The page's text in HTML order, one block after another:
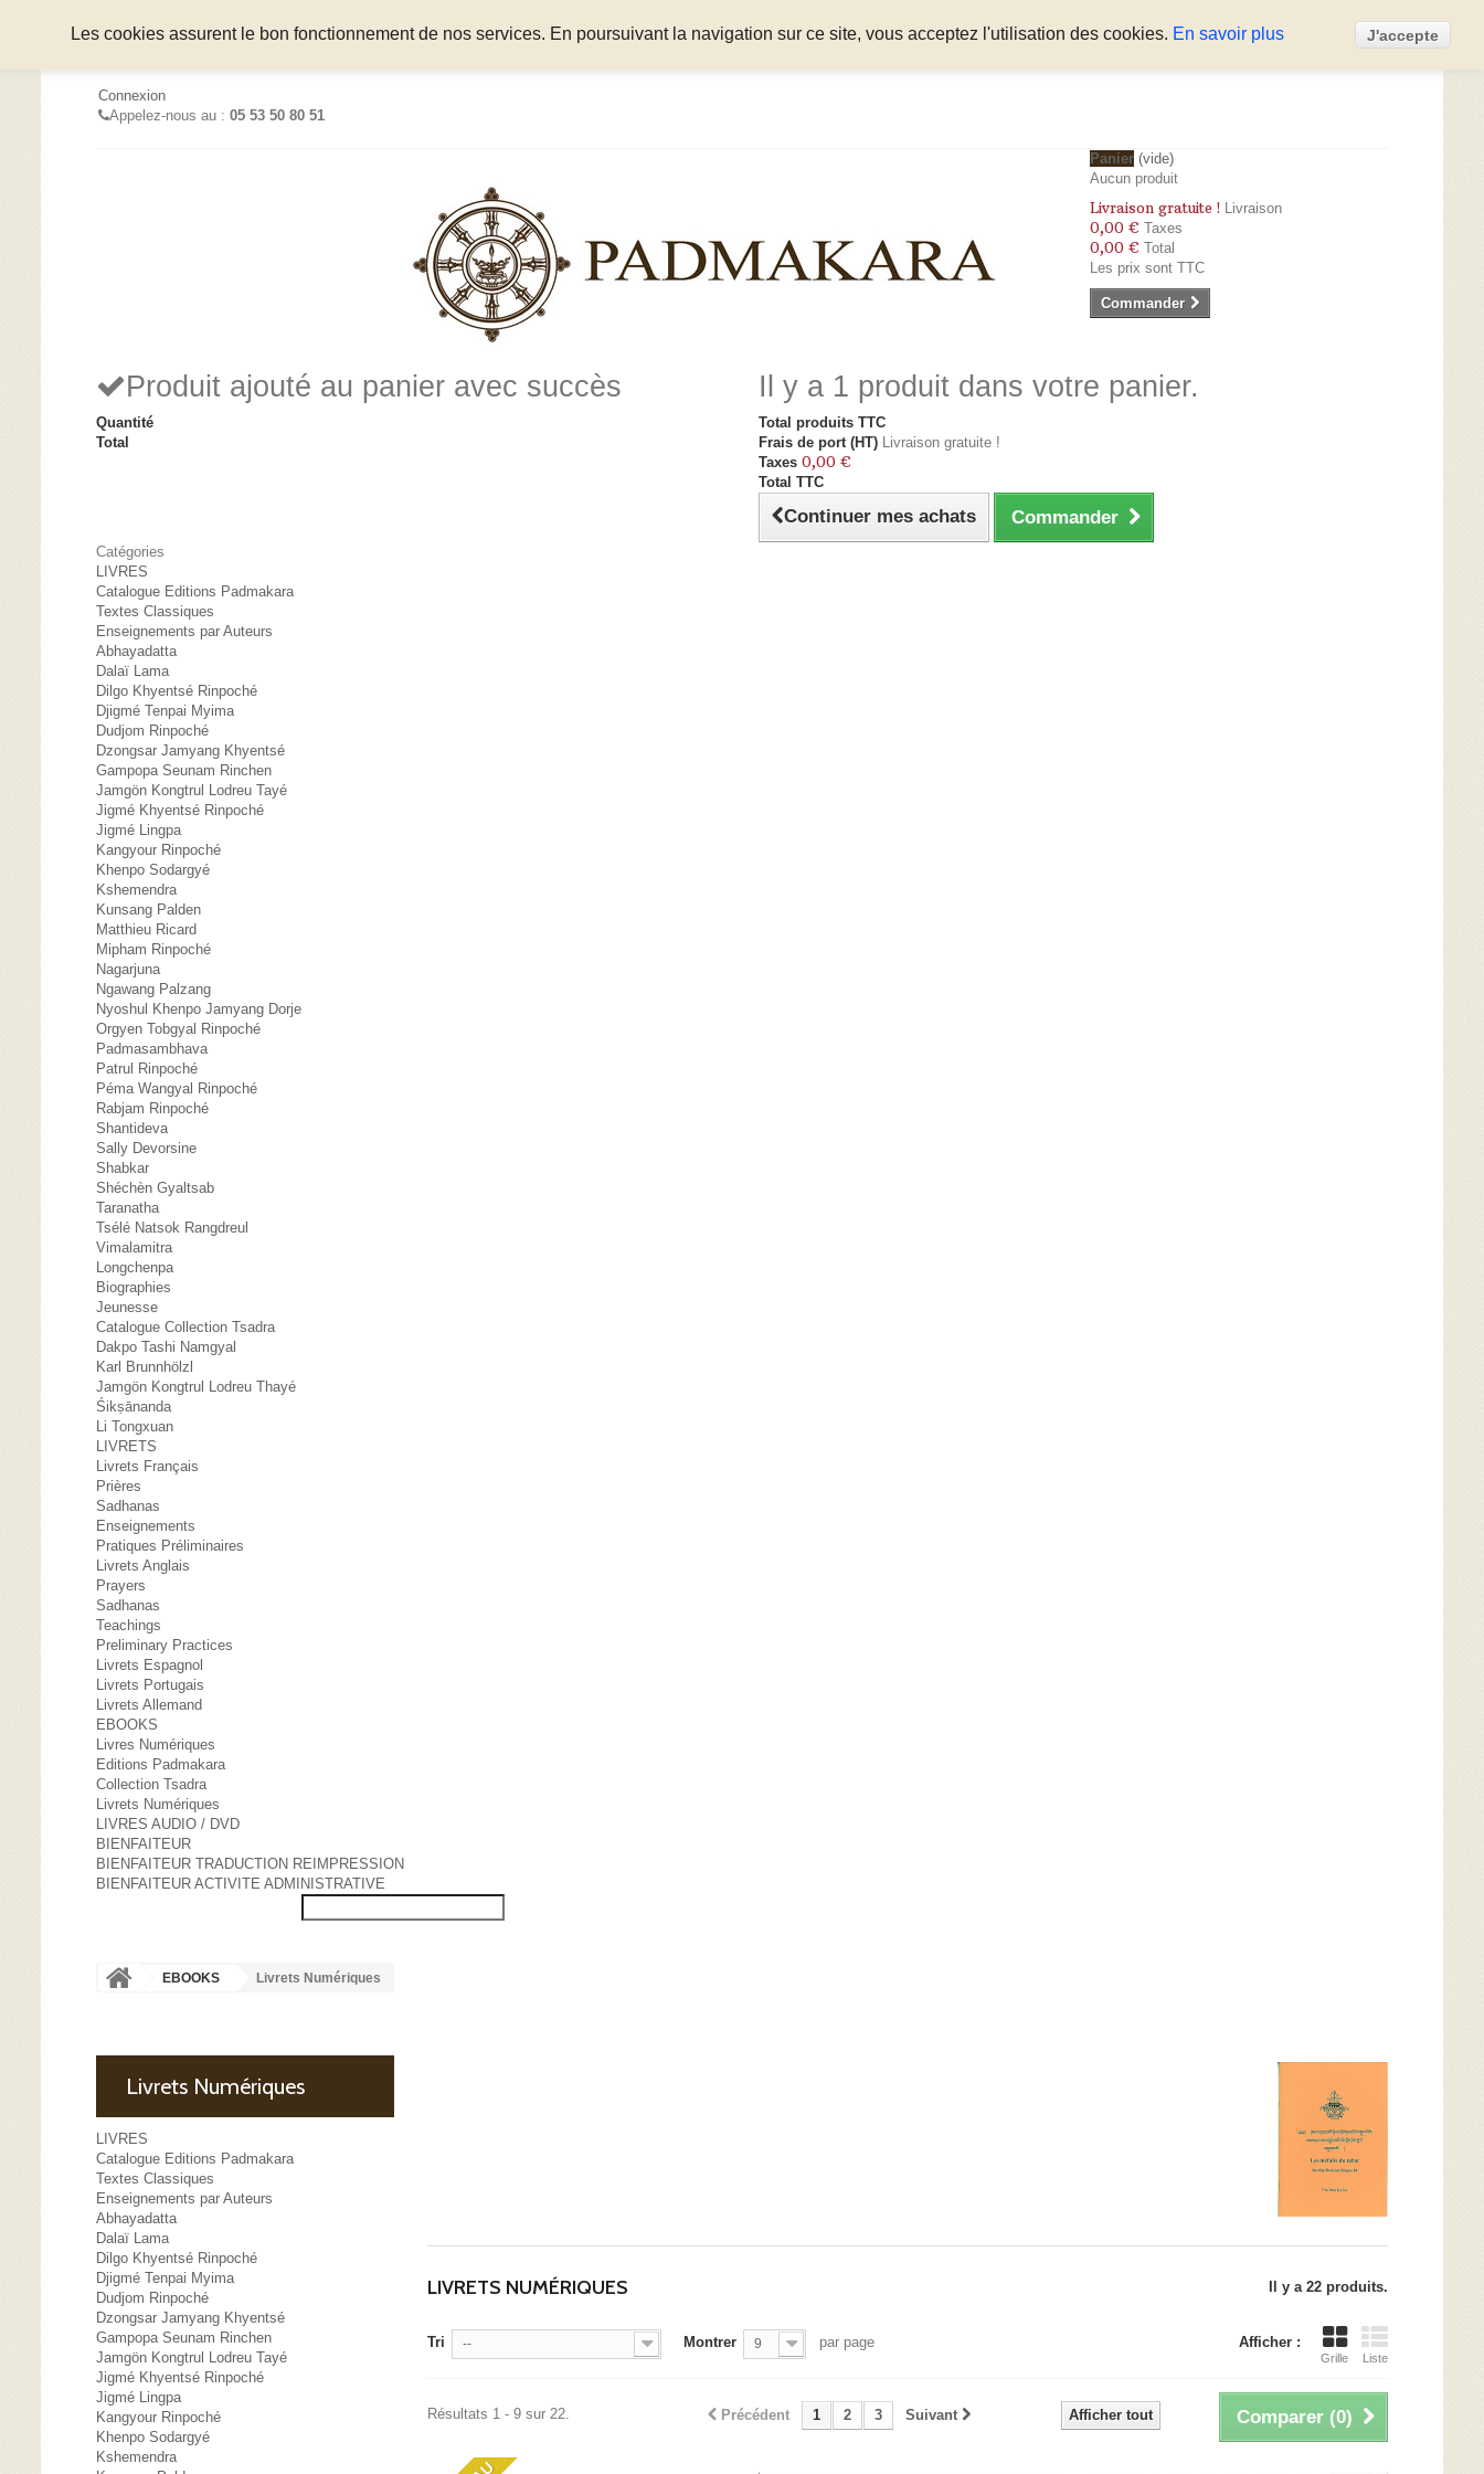
Connexion
Appelez-nous au : 05 53 50 80 51
Panier (vide)
Aucun produit
Livraison gratuite ! Livraison
0,00 € Taxes
0,00 € Total
Les prix sont TTC
Commander
Produit ajouté au panier avec succès
Quantité
Total
Il y a 1 produit dans votre panier.
Total produits TTC
Frais de port (HT) Livraison gratuite !
Taxes 0,00 €
Total TTC
Continuer mes achats Commander
Catégories
LIVRES
Catalogue Editions Padmakara
Textes Classiques
Enseignements par Auteurs
Abhayadatta
Dalaï Lama
Dilgo Khyentsé Rinpoché
Djigmé Tenpai Myima
Dudjom Rinpoché
Dzongsar Jamyang Khyentsé
Gampopa Seunam Rinchen
Jamgön Kongtrul Lodreu Tayé
Jigmé Khyentsé Rinpoché
Jigmé Lingpa
Kangyour Rinpoché
Khenpo Sodargyé
Kshemendra
Kunsang Palden
Matthieu Ricard
Mipham Rinpoché
Nagarjuna
Ngawang Palzang
Nyoshul Khenpo Jamyang Dorje
Orgyen Tobgyal Rinpoché
Padmasambhava
Patrul Rinpoché
Péma Wangyal Rinpoché
Rabjam Rinpoché
Shantideva
Sally Devorsine
Shabkar
Shéchèn Gyaltsab
Taranatha
Tsélé Natsok Rangdreul
Vimalamitra
Longchenpa
Biographies
Jeunesse
Catalogue Collection Tsadra
Dakpo Tashi Namgyal
Karl Brunnhölzl
Jamgön Kongtrul Lodreu Thayé
Śikṣānanda
Li Tongxuan
LIVRETS
Livrets Français
Prières
Sadhanas
Enseignements
Pratiques Préliminaires
Livrets Anglais
Prayers
Sadhanas
Teachings
Preliminary Practices
Livrets Espagnol
Livrets Portugais
Livrets Allemand
EBOOKS
Livres Numériques
Editions Padmakara
Collection Tsadra
Livrets Numériques
LIVRES AUDIO / DVD
BIENFAITEUR
BIENFAITEUR TRADUCTION REIMPRESSION
BIENFAITEUR ACTIVITE ADMINISTRATIVE
EBOOKS Livrets Numériques
Livrets Numériques
LIVRES
Catalogue Editions Padmakara
Textes Classiques
Enseignements par Auteurs
Abhayadatta
Dalaï Lama
Dilgo Khyentsé Rinpoché
Djigmé Tenpai Myima
Dudjom Rinpoché
Dzongsar Jamyang Khyentsé
Gampopa Seunam Rinchen
Jamgön Kongtrul Lodreu Tayé
Jigmé Khyentsé Rinpoché
Jigmé Lingpa
Kangyour Rinpoché
Khenpo Sodargyé
Kshemendra
LIVRETS NUMÉRIQUES Il y a 22 produits.
Afficher :
Grille Liste
Tri -- Montrer 9 par page
Comparer (0)
Afficher tout
Précédent 1 2 3 Suivant
Résultats 1 - 9 sur 22.
Les cookies assurent le bon fonctionnement de nos services. En poursuivant la navigation sur ce site, vous acceptez l'utilisation des cookies. En savoir plus J'accepte